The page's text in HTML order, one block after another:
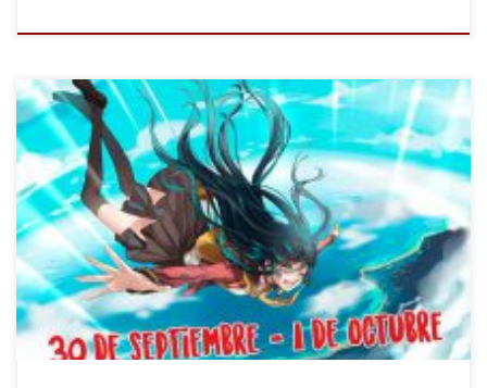
Los días 30 de septiembre y 1 de octubre de 2017 tendrá lugar
una nueva edición de la Japan Weekend de Madrid. Como ha
venido siendo habitual en los últimos años, esta feria dedicada al
manga, anime, videojuegos y al mundo otaku en general va a
estar situada en los […]